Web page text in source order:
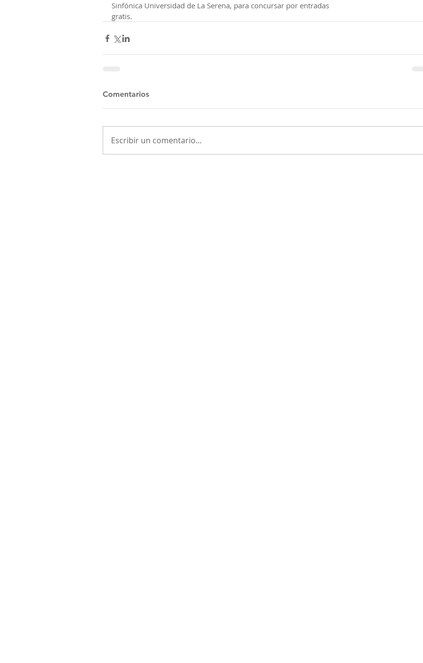
Sinfónica Universidad de La Serena, para concursar por entradas
gratis.
Comentarios
Escribir un comentario...